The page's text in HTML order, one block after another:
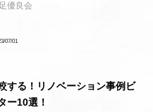
優良会
07/01
する！リノベーション事例ビ
ー10選！